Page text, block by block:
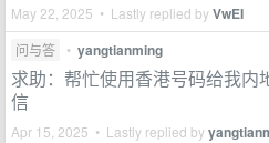
May 22, 2025 • Lastly replied byVwEI
问与答 • yangtianming
求助：帮忙使用香港号码给我内
信
Apr 15, 2025 • Lastly replied by